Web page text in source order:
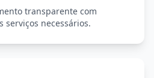
transparente com
serviços necessários.